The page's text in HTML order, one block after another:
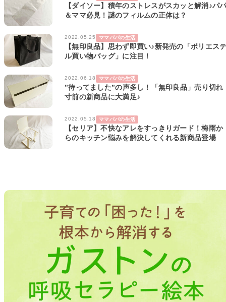
【ダイソー】積年のストレスがスカッと解消♪パ
＆ママ必見！謎のフィルムの正体は？
2022.05.25 ママパパの生活
【無印良品】思わず即買い♪新発売の「ポリエス
ル買い物バッグ」に注目！
2022.06.18 ママパパの生活
”待ってました”の声多し！「無印良品」売り切れ
寸前の新商品に大満足♪
2022.05.18 ママパパの生活
【セリア】不快なアレをすっきりガード！梅雨か
らのキッチン悩みを解決してくれる新商品登場